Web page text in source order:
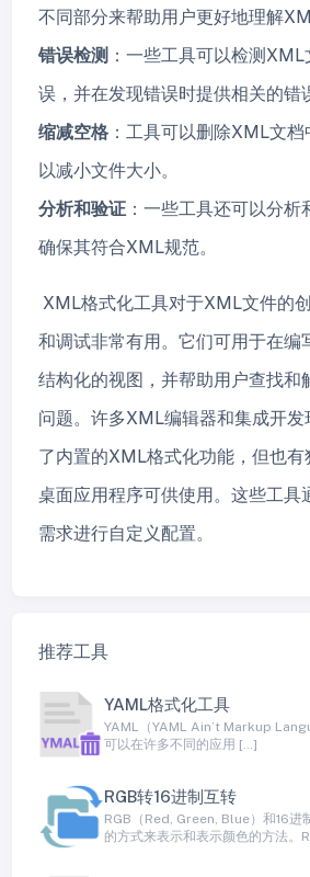
不同部分来帮助用户更好地理解
错误检测 ：一些工具可以检测
误，并在发现错误时提供相关的错
缩减空格 ：工具可以删除XML文档
以减小文件大小。
分析和验证 ：一些工具还可以分析
确保其符合XML规范。
XML格式化工具对于XML文件的
和调试非常有用。它们可用于在编
结构化的视图，并帮助用户查找和
问题。许多XML编辑器和集成开
了内置的XML格式化功能，但也有
桌面应用程序可供使用。这些工具
需求进行自定义配置。
推荐工具
YAML格式化工具
YAML（YAML Ain’t Markup
可以在许多不同的应用 […]
RGB转16进制互转
RGB（Red, Green, Blue）和16进
的方式来表示和表示颜色的方法。